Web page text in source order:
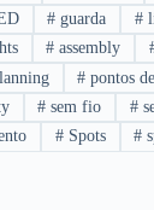
# guarda #
# assembly
# pontos
# sem fio #
#Spots #